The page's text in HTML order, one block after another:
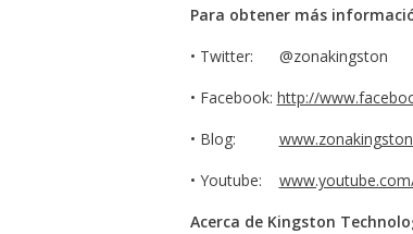
Para obtener más
• Twitter: @zonakingston
• Facebook: http://
• Blog:
• Youtube:
Acerca de Kingston